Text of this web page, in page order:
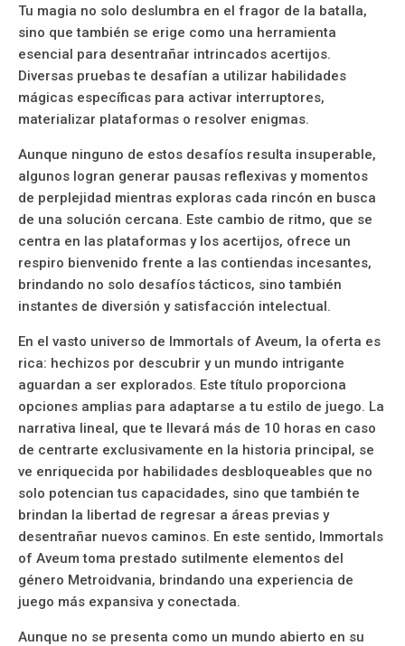
Tu magia no solo deslumbra en el fragor de la batalla,
sino que también se erige como una herramienta
esencial para desentrañar intrincados acertijos.
Diversas pruebas te desafían a utilizar habilidades
mágicas específicas para activar interruptores,
materializar plataformas o resolver enigmas.
Aunque ninguno de estos desafíos resulta insuperable,
algunos logran generar pausas reflexivas y momentos
de perplejidad mientras exploras cada rincón en busca
de una solución cercana. Este cambio de ritmo, que se
centra en las plataformas y los acertijos, ofrece un
respiro bienvenido frente a las contiendas incesantes,
brindando no solo desafíos tácticos, sino también
instantes de diversión y satisfacción intelectual.
En el vasto universo de Immortals of Aveum, la oferta es
rica: hechizos por descubrir y un mundo intrigante
aguardan a ser explorados. Este título proporciona
opciones amplias para adaptarse a tu estilo de juego. La
narrativa lineal, que te llevará más de 10 horas en caso
de centrarte exclusivamente en la historia principal, se
ve enriquecida por habilidades desbloqueables que no
solo potencian tus capacidades, sino que también te
brindan la libertad de regresar a áreas previas y
desentrañar nuevos caminos. En este sentido, Immortals
of Aveum toma prestado sutilmente elementos del
género Metroidvania, brindando una experiencia de
juego más expansiva y conectada.
Aunque no se presenta como un mundo abierto en su